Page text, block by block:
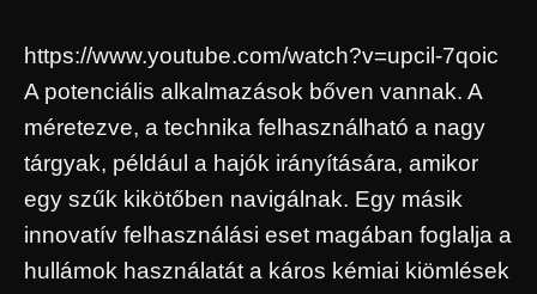
https://www.youtube.com/watch?v=upcil-7qoic
A potenciális alkalmazások bőven vannak. A
méretezve, a technika felhasználható a nagy
tárgyak, például a hajók irányítására, amikor
egy szűk kikötőben navigálnak. Egy másik
innovatív felhasználási eset magában foglalja a
hullámok használatát a káros kémiai kiömlések